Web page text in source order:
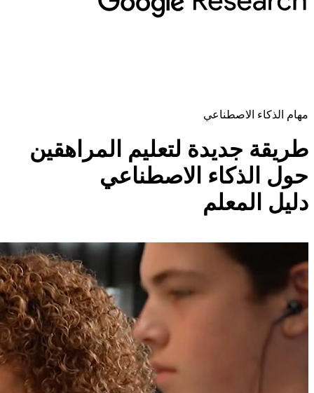
مهام الذكاء الاصطناعي
طريقة جديدة لتعليم المراهقين
حول الذكاء الاصطناعي
دليل المعلم